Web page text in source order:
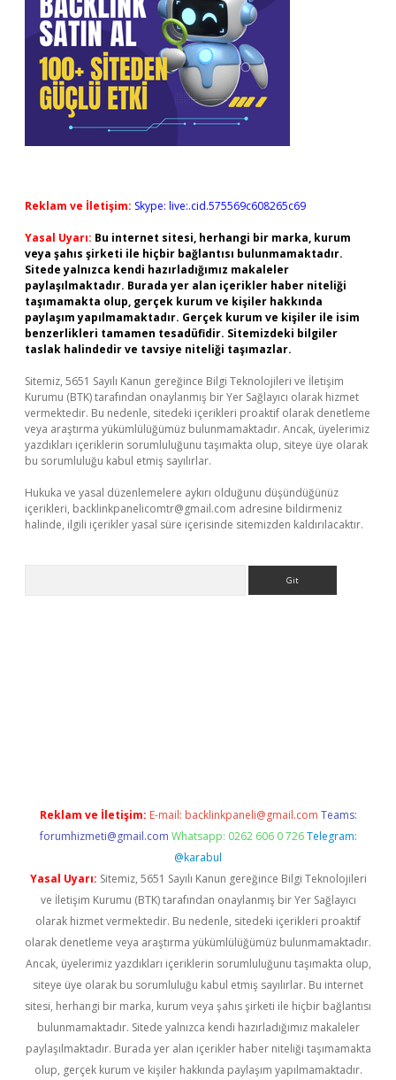
Reklam ve İletişim: Skype: live:.cid.575569c608265c69
Yasal Uyarı: Bu internet sitesi, herhangi bir marka, kurum
veya şahıs şirketi ile hiçbir bağlantısı bulunmamaktadır.
Sitede yalnızca kendi hazırladığımız makaleler
paylaşılmaktadır. Burada yer alan içerikler haber niteliği
taşımamakta olup, gerçek kurum ve kişiler hakkında
paylaşım yapılmamaktadır. Gerçek kurum ve kişiler ile isim
benzerlikleri tamamen tesadüfidir. Sitemizdeki bilgiler
taslak halindedir ve tavsiye niteliği taşımazlar.
Sitemiz, 5651 Sayılı Kanun gereğince Bilgi Teknolojileri ve İletişim
Kurumu (BTK) tarafından onaylanmış bir Yer Sağlayıcı olarak hizmet
vermektedir. Bu nedenle, sitedeki içerikleri proaktif olarak denetleme
veya araştırma yükümlülüğümüz bulunmamaktadır. Ancak, üyelerimiz
yazdıkları içeriklerin sorumluluğunu taşımakta olup, siteye üye olarak
bu sorumluluğu kabul etmiş sayılırlar.
Hukuka ve yasal düzenlemelere aykırı olduğunu düşündüğünüz
içerikleri, backlinkpanelicomtr@gmail.com adresine bildirmeniz
halinde, ilgili içerikler yasal süre içerisinde sitemizden kaldırılacaktır.
Reklam ve İletişim: E-mail: backlinkpaneli@gmail.com Teams:
forumhizmeti@gmail.com Whatsapp: 0262 606 0 726 Telegram:
@karabul
Yasal Uyarı: Sitemiz, 5651 Sayılı Kanun gereğince Bilgi Teknolojileri
ve İletişim Kurumu (BTK) tarafından onaylanmış bir Yer Sağlayıcı
olarak hizmet vermektedir. Bu nedenle, sitedeki içerikleri proaktif
olarak denetleme veya araştırma yükümlülüğümüz bulunmamaktadır.
Ancak, üyelerimiz yazdıkları içeriklerin sorumluluğunu taşımakta olup,
siteye üye olarak bu sorumluluğu kabul etmiş sayılırlar. Bu internet
sitesi, herhangi bir marka, kurum veya şahıs şirketi ile hiçbir bağlantısı
bulunmamaktadır. Sitede yalnızca kendi hazırladığımız makaleler
paylaşılmaktadır. Burada yer alan içerikler haber niteliği taşımamakta
olup, gerçek kurum ve kişiler hakkında paylaşım yapılmamaktadır.